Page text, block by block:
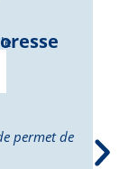
permet de